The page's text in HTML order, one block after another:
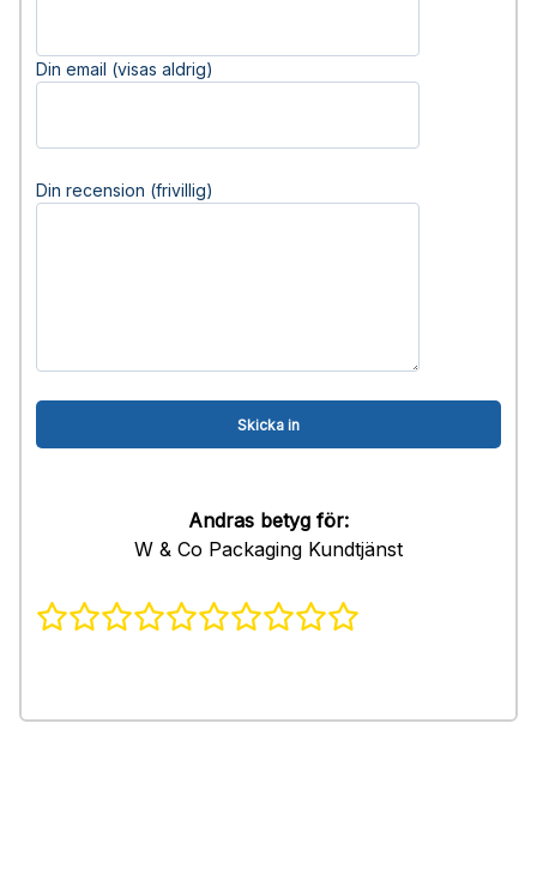
Din email (visas aldrig)
Din recension (frivillig)
Andras betyg för:
W & Co Packaging Kundtjänst